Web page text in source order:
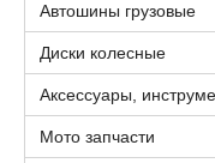
Автошины грузовые
Диски колесные
Аксессуары,
Мото запчасти